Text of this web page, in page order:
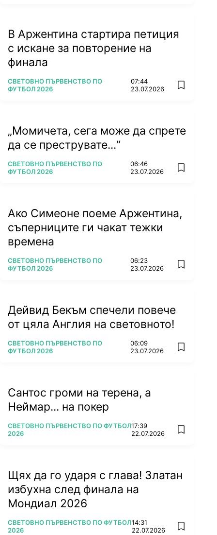
В Аржентина стартира петиция
с искане за повторение на
финала
ПОВЕЧЕ ОТ
СВЕТОВНО ПЪРВЕНСТВО ПО
ФУТБОЛ 2026
07:44
23.07.2026
add
„Момичета, сега може да спрете
да се преструвате...“
ПОВЕЧЕ ОТ
СВЕТОВНО ПЪРВЕНСТВО ПО
ФУТБОЛ 2026
06:46
23.07.2026
add
Ако Симеоне поеме Аржентина,
съперниците ги чакат тежки
времена
ПОВЕЧЕ ОТ
СВЕТОВНО ПЪРВЕНСТВО ПО
ФУТБОЛ 2026
06:23
23.07.2026
add
Дейвид Бекъм спечели повече
от цяла Англия на световното!
ПОВЕЧЕ ОТ
СВЕТОВНО ПЪРВЕНСТВО ПО
ФУТБОЛ 2026
06:09
23.07.2026
add
Сантос громи на терена, а
Неймар... на покер
ПОВЕЧЕ ОТ
СВЕТОВНО ПЪРВЕНСТВО ПО ФУТБОЛ
2026
17:39
22.07.2026
add
Щях да го ударя с глава! Златан
избухна след финала на
Мондиал 2026
ПОВЕЧЕ ОТ
СВЕТОВНО ПЪРВЕНСТВО ПО ФУТБОЛ
2026
14:31
22.07.2026
add